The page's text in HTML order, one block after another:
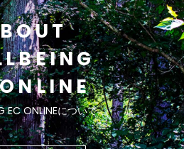
EC ONLINEについて